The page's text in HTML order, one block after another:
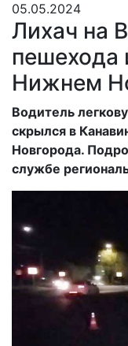
05.05.2024
Лихач на
пешехода
Нижнем
Водитель
скрылся в
Новгорода.
службе